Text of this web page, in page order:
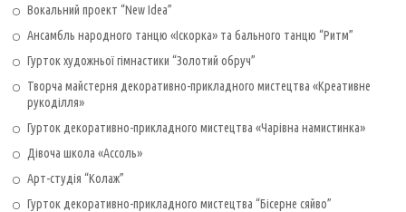
Вокальний проект “New Idea”
Ансамбль народного танцю «Іскорка» та бального танцю “Ритм”
Гурток художньої гімнастики “Золотий обруч”
Творча майстерня декоративно-прикладного мистецтва «Креативне
рукоділля»
Гурток декоративно-прикладного мистецтва «Чарівна намистинка»
Дівоча школа «Ассоль»
Арт-студія “Колаж”
Гурток декоративно-прикладного мистецтва “Бісерне сяйво”